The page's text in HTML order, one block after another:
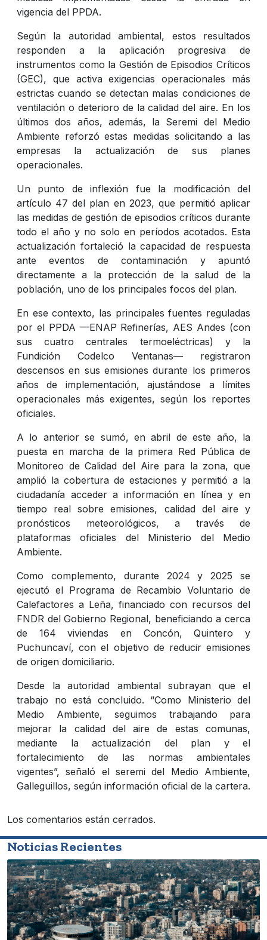
vigencia del PPDA.
Según la autoridad ambiental, estos resultados
responden a la aplicación progresiva de
instrumentos como la Gestión de Episodios Críticos
(GEC), que activa exigencias operacionales más
estrictas cuando se detectan malas condiciones de
ventilación o deterioro de la calidad del aire. En los
últimos dos años, además, la Seremi del Medio
Ambiente reforzó estas medidas solicitando a las
empresas la actualización de sus planes
operacionales.
Un punto de inflexión fue la modificación del
artículo 47 del plan en 2023, que permitió aplicar
las medidas de gestión de episodios críticos durante
todo el año y no solo en períodos acotados. Esta
actualización fortaleció la capacidad de respuesta
ante eventos de contaminación y apuntó
directamente a la protección de la salud de la
población, uno de los principales focos del plan.
En ese contexto, las principales fuentes reguladas
por el PPDA —ENAP Refinerías, AES Andes (con
sus cuatro centrales termoeléctricas) y la
Fundición Codelco Ventanas— registraron
descensos en sus emisiones durante los primeros
años de implementación, ajustándose a límites
operacionales más exigentes, según los reportes
oficiales.
A lo anterior se sumó, en abril de este año, la
puesta en marcha de la primera Red Pública de
Monitoreo de Calidad del Aire para la zona, que
amplió la cobertura de estaciones y permitió a la
ciudadanía acceder a información en línea y en
tiempo real sobre emisiones, calidad del aire y
pronósticos meteorológicos, a través de
plataformas oficiales del Ministerio del Medio
Ambiente.
Como complemento, durante 2024 y 2025 se
ejecutó el Programa de Recambio Voluntario de
Calefactores a Leña, financiado con recursos del
FNDR del Gobierno Regional, beneficiando a cerca
de 164 viviendas en Concón, Quintero y
Puchuncaví, con el objetivo de reducir emisiones
de origen domiciliario.
Desde la autoridad ambiental subrayan que el
trabajo no está concluido. “Como Ministerio del
Medio Ambiente, seguimos trabajando para
mejorar la calidad del aire de estas comunas,
mediante la actualización del plan y el
fortalecimiento de las normas ambientales
vigentes”, señaló el seremi del Medio Ambiente,
Galleguillos, según información oficial de la cartera.
Los comentarios están cerrados.
Noticias Recientes